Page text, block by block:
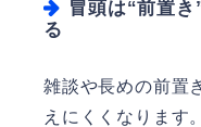
冒頭は“前置
る
雑談や長めの前置
えにくくなります。